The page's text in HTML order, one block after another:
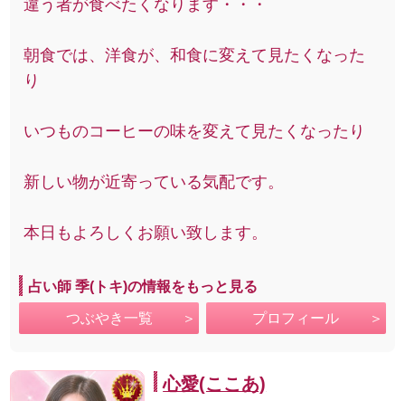
違う者が食べたくなります・・・
朝食では、洋食が、和食に変えて見たくなった
り
いつものコーヒーの味を変えて見たくなったり
新しい物が近寄っている気配です。
本日もよろしくお願い致します。
占い師 季(トキ)の情報をもっと見る
つぶやき一覧 プロフィール
心愛(ここあ)